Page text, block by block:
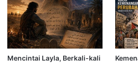
Mencintai Layla, Berkali-kali